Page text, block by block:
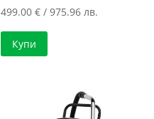
499.00€ / 975.96 лв.
Купи